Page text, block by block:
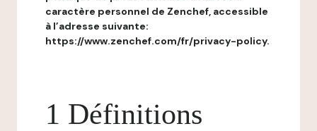
caractère personnel de Zenchef, accessible
à l’adresse suivante:
https://www.zenchef.com/fr/privacy-policy.
1 Définitions